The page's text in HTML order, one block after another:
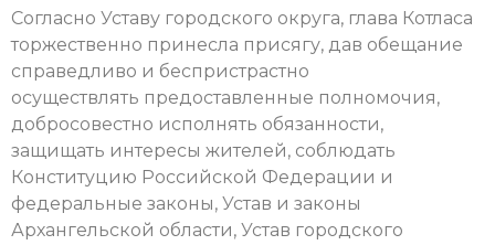
Согласно Уставу городского округа, глава Котласа
торжественно принесла присягу, дав обещание
справедливо и беспристрастно
осуществлять предоставленные полномочия,
добросовестно исполнять обязанности,
защищать интересы жителей, соблюдать
Конституцию Российской Федерации и
федеральные законы, Устав и законы
Архангельской области, Устав городского